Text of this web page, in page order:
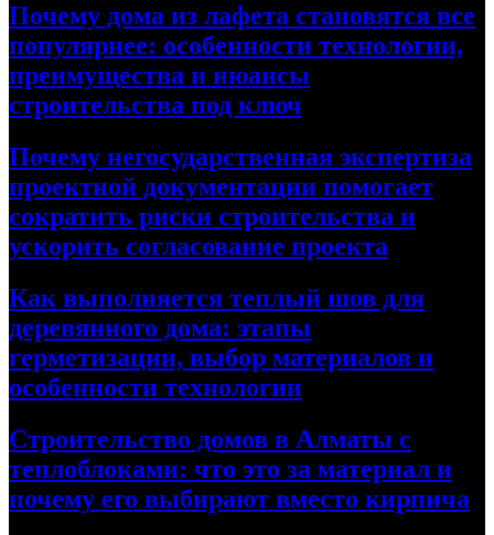
Почему дома из лафета становятся все
популярнее: особенности технологии,
преимущества и нюансы
строительства под ключ
Почему негосударственная экспертиза
проектной документации помогает
сократить риски строительства и
ускорить согласование проекта
Как выполняется теплый шов для
деревянного дома: этапы
герметизации, выбор материалов и
особенности технологии
Строительство домов в Алматы с
теплоблоками: что это за материал и
почему его выбирают вместо кирпича